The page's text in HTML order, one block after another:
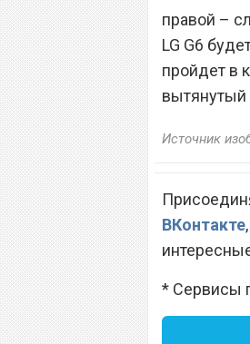
правой –
LG G6
пройдет в
вытянутый
Источник
ВКонтакте,
* Сервисы